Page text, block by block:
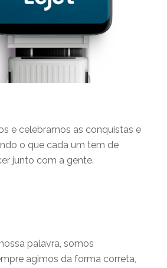
e celebramos as conquistas e
o que cada um tem de
junto com a gente.
palavra, somos
agimos da forma correta,